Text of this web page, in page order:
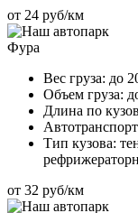
от 24 руб/км
Фура
Вес груза: до
Объем груза:
Длина по
Тип кузова:
от 32 руб/км